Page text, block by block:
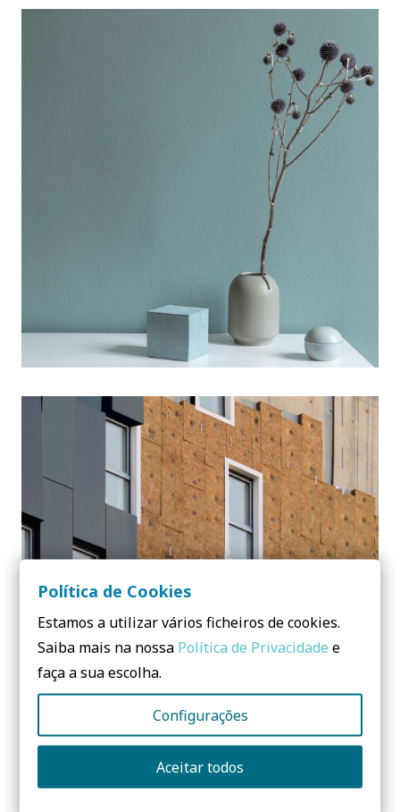
ROCKWOOL | AISLAMIENTO EN LANA DE ROCA
Política de Cookies
Estamos a utilizar vários ficheiros de cookies.
Saiba mais na nossa Política de Privacidade e
faça a sua escolha.
Configurações
Aceitar todos